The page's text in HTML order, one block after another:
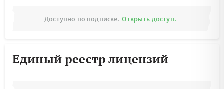
Доступно по подписке. Открыть доступ.
Единый реестр лицензий